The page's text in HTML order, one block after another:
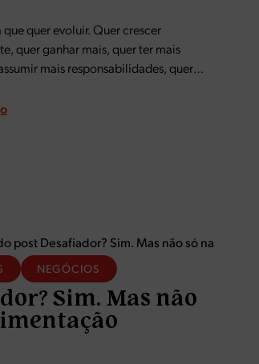
quer evoluir. Quer crescer
quer ganhar mais, quer ter mais
mais responsabilidades, quer
comete erros silenciosos que
NEGÓCIOS
Sim. Mas não